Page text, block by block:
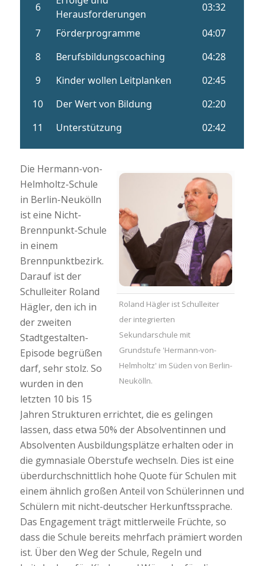
Roland Hägler ist Schulleiter
der integrierten
Sekundarschule mit
Grundstufe 'Hermann-von-
Helmholtz' im Süden von Berlin-
Neukölln.
Die Hermann-von-
Helmholtz-Schule
in Berlin-Neukölln
ist eine Nicht-
Brennpunkt-Schule
in einem
Brennpunktbezirk.
Darauf ist der
Schulleiter Roland
Hägler, den ich in
der zweiten
Stadtgestalten-
Episode begrüßen
darf, sehr stolz. So
wurden in den
letzten 10 bis 15
Jahren Strukturen errichtet, die es gelingen
lassen, dass etwa 50% der Absolventinnen und
Absolventen Ausbildungsplätze erhalten oder in
die gymnasiale Oberstufe wechseln. Dies ist eine
überdurchschnittlich hohe Quote für Schulen mit
einem ähnlich großen Anteil von Schülerinnen und
Schülern mit nicht-deutscher Herkunftssprache.
Das Engagement trägt mittlerweile Früchte, so
dass die Schule bereits mehrfach prämiert worden
ist. Über den Weg der Schule, Regeln und